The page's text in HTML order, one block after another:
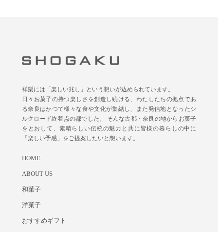
祥樂には「楽しい兆し」という想いが込められています。
日々お菓子の持つ楽しさを創造し続ける、わたしたちの拠点であ
る奈良はかつて様々な食や文化が集結し、また発信地となったシ
ルクロード終着点の都でした。 そんな古都・奈良の地からお菓子
をとおして、素晴らしい伝統の魅力と共に皆様の暮らしの中に
「楽しい予感」をご提案したいと想います。
HOME
ABOUT US
和菓子
洋菓子
おすすめギフト